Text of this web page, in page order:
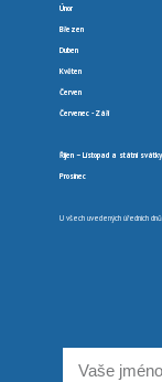
Únor
Březen
Duben
Květen
Červen
Červenec -Září
Říjen – Listopad a státní svátky
Prosinec
U všech uvedených úředních